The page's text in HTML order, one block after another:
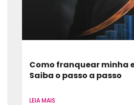
Como franquear minha
Saiba o passo a passo
LEIA MAIS